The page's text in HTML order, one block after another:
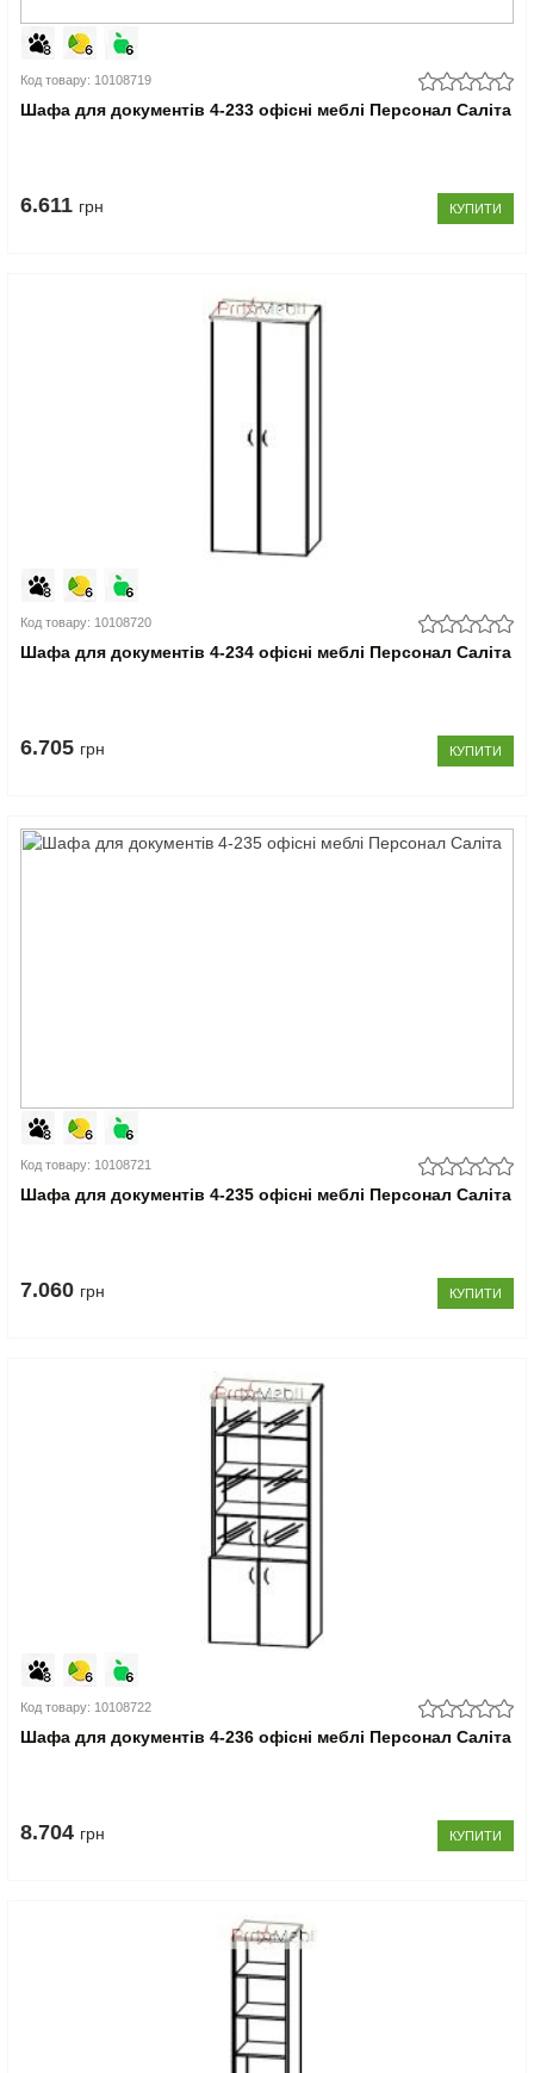
Код товару: 10108719
Шафа для документів 4-233 офісні меблі Персонал Саліта
6.611 грн КУПИТИ
Код товару: 10108720
Шафа для документів 4-234 офісні меблі Персонал Саліта
6.705 грн КУПИТИ
Код товару: 10108721
Шафа для документів 4-235 офісні меблі Персонал Саліта
7.060 грн КУПИТИ
Код товару: 10108722
Шафа для документів 4-236 офісні меблі Персонал Саліта
8.704 грн КУПИТИ